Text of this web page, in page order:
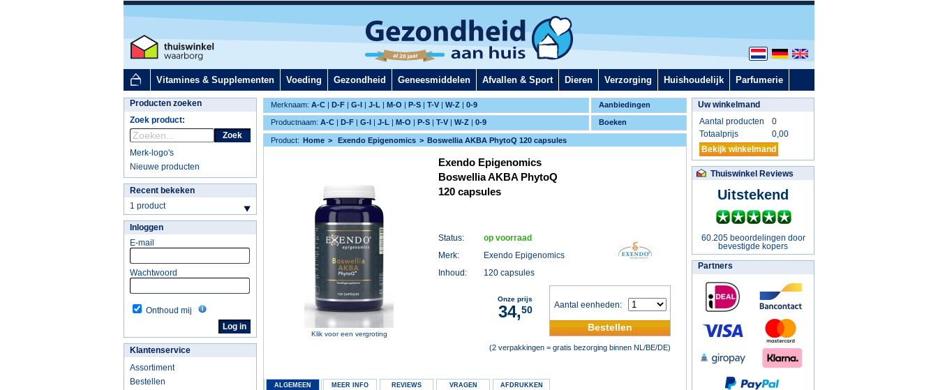
Vitamines & Supplementen Voeding Gezondheid Geneesmiddelen Afvallen & Sport Dieren Verzorging Huishoudelijk Parfumerie
Aanbiedingen
Merknaam: A-C | D-F | G-I | J-L | M-O | P-S | T-V | W-Z | 0-9
Boeken
Productnaam: A-C | D-F | G-I | J-L | M-O | P-S | T-V | W-Z | 0-9
Producten zoeken
Zoek product:
Zoek
Merk-logo's
Nieuwe producten
Recent bekeken
1 product
Inloggen
E-mail
Wachtwoord
Onthoud mij
Klantenservice
Assortiment
Bestellen
Product: Home Exendo Epigenomics Boswellia AKBA PhytoQ 120 capsules
Klik voor een vergroting
Exendo Epigenomics
Boswellia AKBA PhytoQ
120 capsules
Status:
op voorraad
Merk:
Exendo Epigenomics
Inhoud:
120 capsules
Aantal eenheden:
Bestellen
Onze prijs
34,50
(2 verpakkingen = gratis bezorging binnen NL/BE/DE)
ALGEMEEN MEER INFO REVIEWS VRAGEN AFDRUKKEN
Uw winkelmand
Aantal producten
0
Totaalprijs
0,00
Bekijk winkelmand
Thuiswinkel Reviews
Uitstekend
60.205 beoordelingen door
bevestigde kopers
Partners